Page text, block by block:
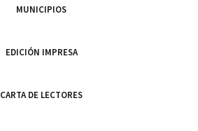
MUNICIPIOS
EDICIÓN IMPRESA
CARTA DE LECTORES